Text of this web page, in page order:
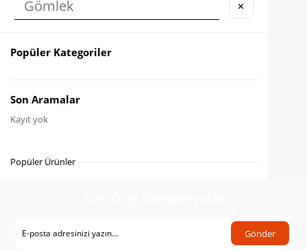
Kapıda Nakit veya Kart ile Ödeme İmkanı
Karşılaştır
Fiyat Düşünce Haber Ver
Gönder
✕
Popüler Kategoriler
Son Aramalar
Kayıt yok
Popüler Ürünler